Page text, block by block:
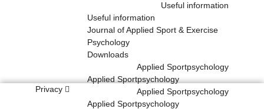
Useful information
Useful information
Journal of Applied Sport & Exercise
Psychology
Downloads
Applied Sportpsychology
Applied Sportpsychology
Applied Sportpsychology
Applied Sportpsychology
DatenschutzPrivacy